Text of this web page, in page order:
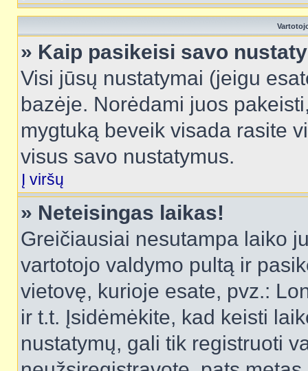
» Kaip pasikeisi savo
Visi jūsų nustatymai (jeigu
bazėje. Norėdami juos
mygtuką beveik visada rasite
visus savo nustatymus.
Į viršų
» Neteisingas laikas!
Greičiausiai nesutampa laiko
vartotojo valdymo pultą ir
vietovę, kurioje esate, pvz.:
ir t.t. Įsidėmėkite, kad keisti
nustatymų, gali tik registruoti